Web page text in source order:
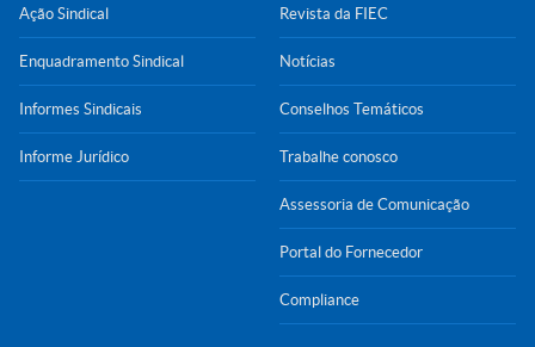
Ação Sindical
Enquadramento Sindical
Informes Sindicais
Informe Jurídico
Revista da FIEC
Notícias
Conselhos Temáticos
Trabalhe conosco
Assessoria de Comunicação
Portal do Fornecedor
Compliance